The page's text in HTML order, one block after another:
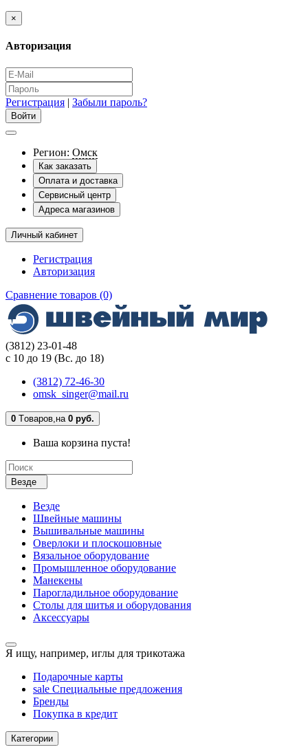
×
Авторизация
Регистрация | Забыли пароль?
Регион: Омск
Как заказать
Оплата и доставка
Сервисный центр
Адреса магазинов
Личный кабинет
Регистрация
Авторизация
Сравнение товаров (0)
(3812) 23-01-48
с 10 до 19 (Вс. до 18)
(3812) 72-46-30
omsk_singer@mail.ru
0 Tоваров,на 0 руб.
Ваша корзина пуста!
Везде
Везде
Швейные машины
Вышивальные машины
Оверлоки и плоскошовные
Вязальное оборудование
Промышленное оборудование
Манекены
Парогладильное оборудование
Столы для шитья и оборудования
Аксессуары
Я ищу, например, иглы для трикотажа
Подарочные карты
sale Специальные предложения
Бренды
Покупка в кредит
Категории